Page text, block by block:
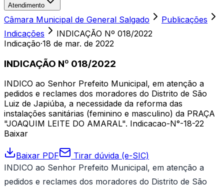
Atendimento
Câmara Municipal de General Salgado
Publicações
Indicações
INDICAÇÃO Nº 018/2022
Indicação·18 de mar. de 2022
INDICAÇÃO Nº 018/2022
INDICO ao Senhor Prefeito Municipal, em atenção a
pedidos e reclames dos moradores do Distrito de São
Luiz de Japiúba, a necessidade da reforma das
instalações sanitárias (feminino e masculino) da PRAÇA
"JOAQUIM LEITE DO AMARAL". Indicacao-N°-18-22
Baixar
Baixar PDF
Tirar dúvida (e-SIC)
INDICO ao Senhor Prefeito Municipal, em atenção a
pedidos e reclames dos moradores do Distrito de São